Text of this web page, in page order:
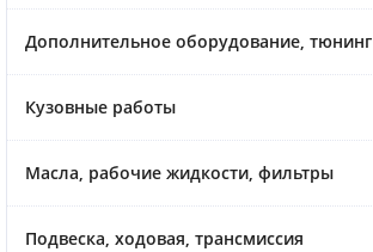
Дополнительное оборудование, тюнинг
Кузовные работы
Масла, рабочие жидкости, фильтры
Подвеска, ходовая, трансмиссия